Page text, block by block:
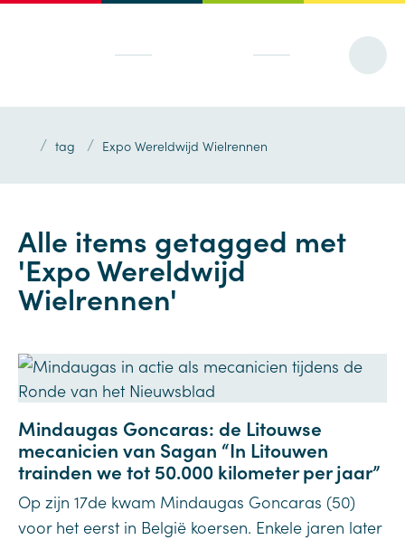
/ tag / Expo Wereldwijd Wielrennen
Alle items getagged met
'Expo Wereldwijd
Wielrennen'
Mindaugas Goncaras: de Litouwse
mecanicien van Sagan “In Litouwen
trainden we tot 50.000 kilometer per jaar”
Op zijn 17de kwam Mindaugas Goncaras (50)
voor het eerst in België koersen. Enkele jaren later